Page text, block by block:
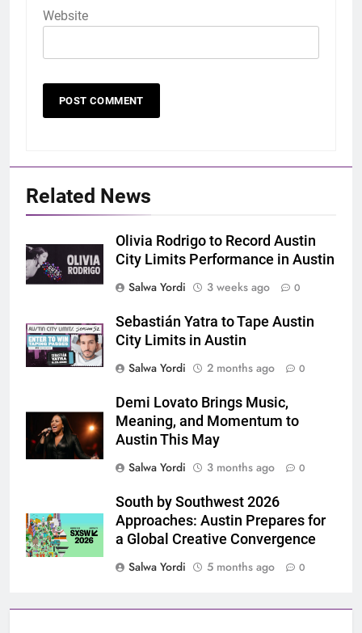
Website
Related News
Olivia Rodrigo to Record Austin
City Limits Performance in Austin
Salwa Yordi
3 weeks ago 0
Sebastián Yatra to Tape Austin
City Limits in Austin
Salwa Yordi
2 months ago 0
Demi Lovato Brings Music,
Meaning, and Momentum to
Austin This May
Salwa Yordi
3 months ago 0
South by Southwest 2026
Approaches: Austin Prepares for
a Global Creative Convergence
Salwa Yordi
5 months ago 0